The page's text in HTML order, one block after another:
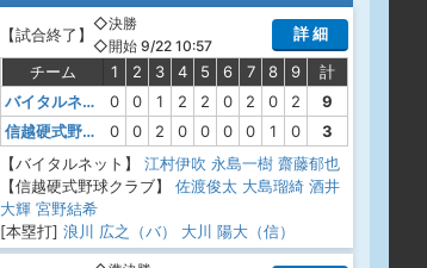
【試合終了】
◇決勝
◇開始 9/22 10:57
詳 細
チーム 1 2 3 4 5 6 7 8 9
計
バイタルネット
0 0 1 2 2 0 2 0 2
9
信越硬式野球クラブ
0 0 2 0 0 0 0 1 0
3
【バイタルネット】
江村伊吹 永島一樹 齋藤郁也
【信越硬式野球クラブ】
佐渡俊太 大島瑠綺 酒井
大輝 宮野結希
[本塁打] 浪川 広之（バ） 大川 陽大（信）